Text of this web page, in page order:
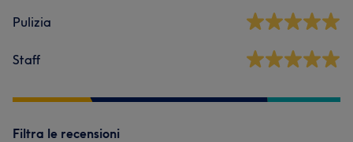
Pulizia
Staff
Filtra le recensioni